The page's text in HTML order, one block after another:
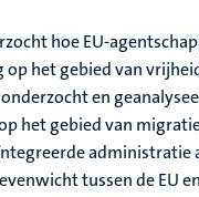
hoe EU-
het gebied van
onderzocht en
het gebied van
tussen de EU